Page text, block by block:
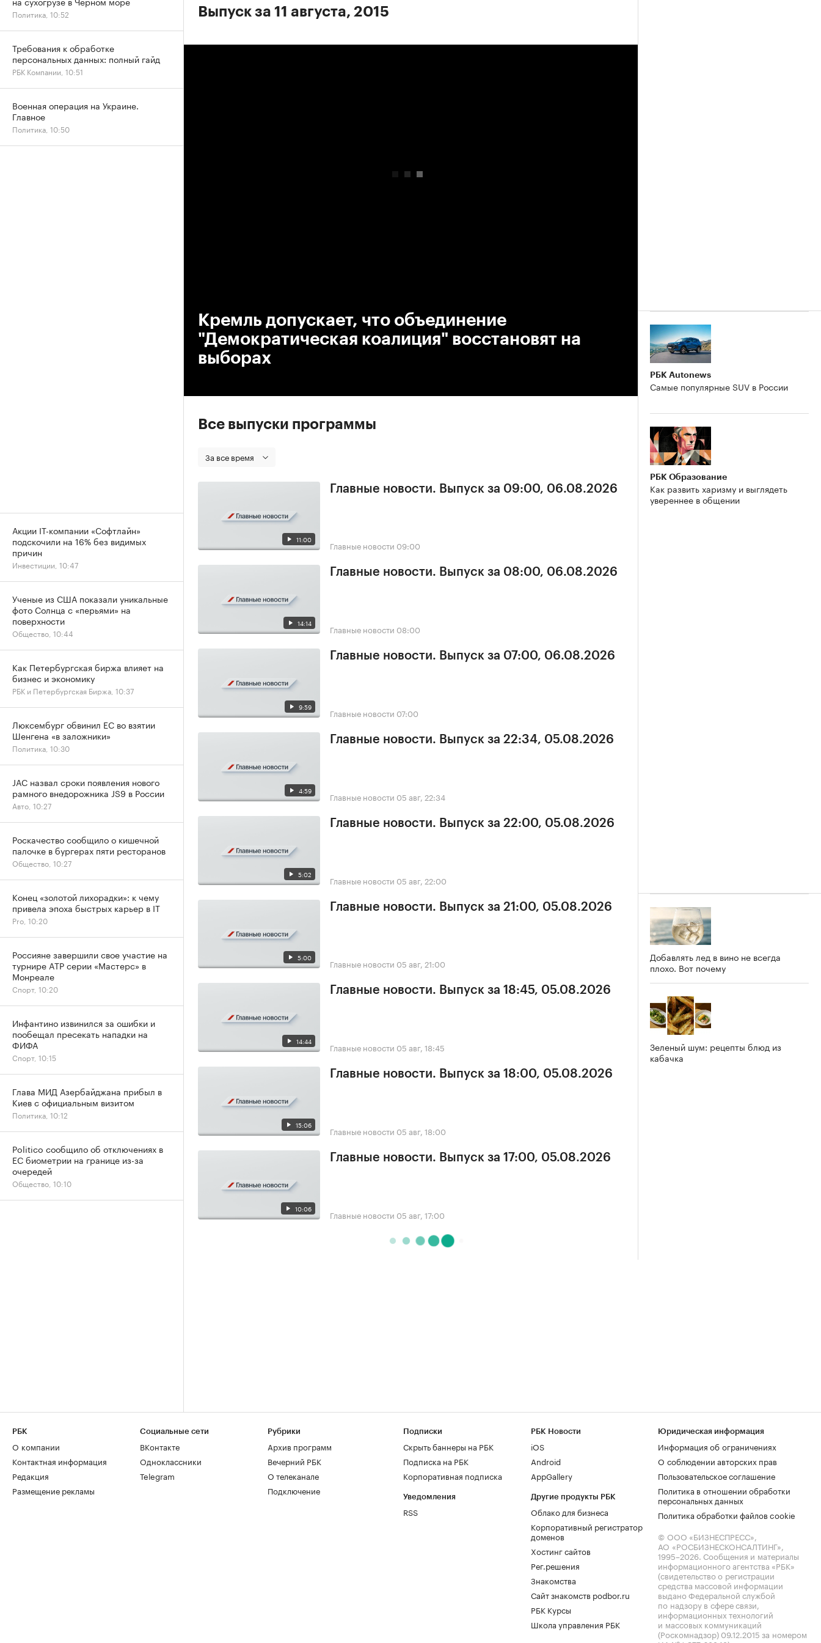
Выпуск за 11 августа, 2015
Кремль допускает, что объединение
"Демократическая коалиция" восстановят на
выборах
Все выпуски программы
За все время
11:00
Главные новости. Выпуск за 09:00, 06.08.2026
Главные новости 09:00
14:14
Главные новости. Выпуск за 08:00, 06.08.2026
Главные новости 08:00
9:59
Главные новости. Выпуск за 07:00, 06.08.2026
Главные новости 07:00
4:59
Главные новости. Выпуск за 22:34, 05.08.2026
Главные новости 05 авг, 22:34
5:02
Главные новости. Выпуск за 22:00, 05.08.2026
Главные новости 05 авг, 22:00
5:00
Главные новости. Выпуск за 21:00, 05.08.2026
Главные новости 05 авг, 21:00
14:44
Главные новости. Выпуск за 18:45, 05.08.2026
Главные новости 05 авг, 18:45
15:06
Главные новости. Выпуск за 18:00, 05.08.2026
Главные новости 05 авг, 18:00
10:06
Главные новости. Выпуск за 17:00, 05.08.2026
Главные новости 05 авг, 17:00
РБК Autonews
Самые популярные SUV в России
РБК Образование
Как развить харизму и выглядеть
увереннее в общении
Добавлять лед в вино не всегда
плохо. Вот почему
Зеленый шум: рецепты блюд из
кабачка
Политика, 10:52
Требования к обработке
персональных данных: полный гайд
РБК Компании, 10:51
Военная операция на Украине.
Главное
Политика, 10:50
Акции IT-компании «Софтлайн»
подскочили на 16% без видимых
причин
Инвестиции, 10:47
Ученые из США показали уникальные
фото Солнца с «перьями» на
поверхности
Общество, 10:44
Как Петербургская биржа влияет на
бизнес и экономику
РБК и Петербургская Биржа, 10:37
Люксембург обвинил ЕС во взятии
Шенгена «в заложники»
Политика, 10:30
JAC назвал сроки появления нового
рамного внедорожника JS9 в России
Авто, 10:27
Роскачество сообщило о кишечной
палочке в бургерах пяти ресторанов
Общество, 10:27
Конец «золотой лихорадки»: к чему
привела эпоха быстрых карьер в IT
Pro, 10:20
Россияне завершили свое участие на
турнире ATP серии «Мастерс» в
Монреале
Спорт, 10:20
Инфантино извинился за ошибки и
пообещал пресекать нападки на
ФИФА
Спорт, 10:15
Глава МИД Азербайджана прибыл в
Киев с официальным визитом
Политика, 10:12
Politico сообщило об отключениях в
ЕС биометрии на границе из-за
очередей
Общество, 10:10
РБК
О компании
Контактная информация
Редакция
Размещение рекламы
Социальные сети
ВКонтакте
Одноклассники
Telegram
Рубрики
Архив программ
Вечерний РБК
О телеканале
Подключение
Подписки
Скрыть баннеры на РБК
Подписка на РБК
Корпоративная подписка
Уведомления
RSS
РБК Новости
iOS
Android
AppGallery
Другие продукты РБК
Облако для бизнеса
Корпоративный регистратор
доменов
Хостинг сайтов
Рег.решения
Знакомства
Сайт знакомств podbor.ru
РБК Курсы
Школа управления РБК
Юридическая информация
Информация об ограничениях
О соблюдении авторских прав
Пользовательское соглашение
Политика в отношении обработки
персональных данных
Политика обработки файлов cookie
© ООО «БИЗНЕСПРЕСС»,
АО «РОСБИЗНЕСКОНСАЛТИНГ»,
1995–2026. Сообщения и материалы
информационного агентства «РБК»
(свидетельство о регистрации
средства массовой информации
выдано Федеральной службой
по надзору в сфере связи,
информационных технологий
и массовых коммуникаций
(Роскомнадзор) 09.12.2015 за номером